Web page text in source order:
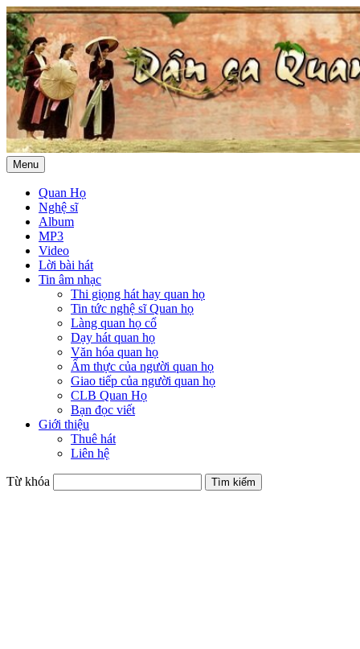
Menu
Quan Họ
Nghệ sĩ
Album
MP3
Video
Lời bài hát
Tin âm nhạc
Thi giọng hát hay quan họ
Tin tức nghệ sĩ Quan họ
Làng quan họ cổ
Dạy hát quan họ
Văn hóa quan họ
Ẩm thực của người quan họ
Giao tiếp của người quan họ
CLB Quan Họ
Bạn đọc viết
Giới thiệu
Thuê hát
Liên hệ
Từ khóa